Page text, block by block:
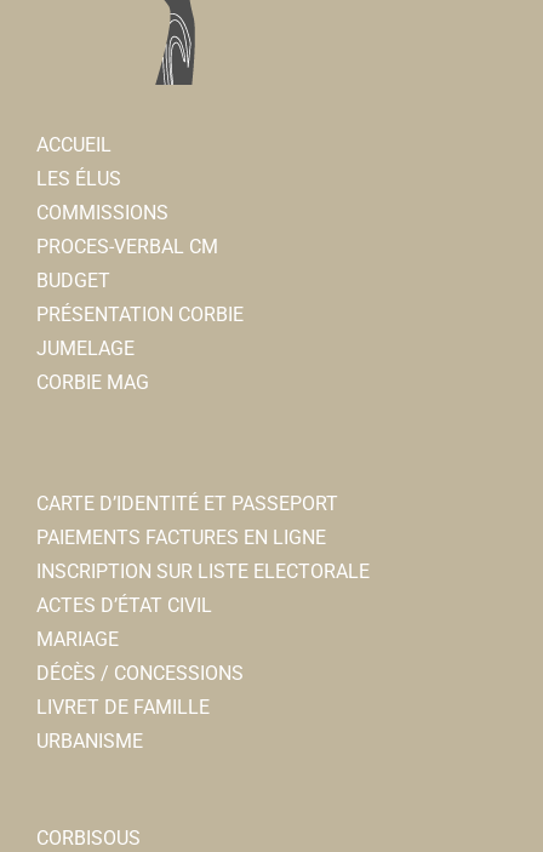
ACCUEIL
LES ÉLUS
COMMISSIONS
PROCES-VERBAL CM
BUDGET
PRÉSENTATION CORBIE
JUMELAGE
CORBIE MAG
CARTE D’IDENTITÉ ET PASSEPORT
PAIEMENTS FACTURES EN LIGNE
INSCRIPTION SUR LISTE ELECTORALE
ACTES D’ÉTAT CIVIL
MARIAGE
DÉCÈS / CONCESSIONS
LIVRET DE FAMILLE
URBANISME
CORBISOUS